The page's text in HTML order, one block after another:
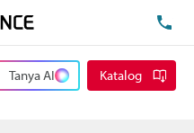
Tanya AI Katalog